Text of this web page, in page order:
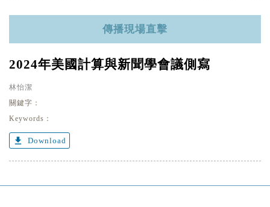
傳播現場直擊
2024年美國計算與新聞學會議側寫
林怡潔
關鍵字：
Keywords：
Download
get_app